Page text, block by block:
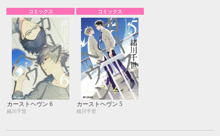
コミックス
カーストヘヴン 6
緒川千世
コミックス
カーストヘヴン 5
緒川千世